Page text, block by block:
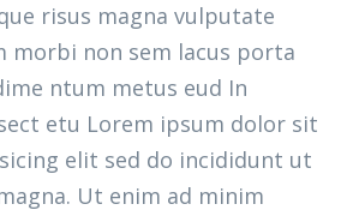
risus magna vulputate
morbi non sem lacus porta
ntum metus eud In
etu Lorem ipsum dolor sit
elit sed do incididunt ut
Ut enim ad minim